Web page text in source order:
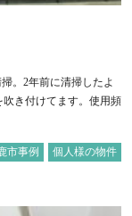
。2年前に清掃したよ
き付けてます。使用頻
市事例 個人様の物件